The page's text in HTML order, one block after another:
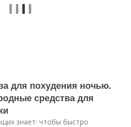
для похудения ночью.
средства для
знает: чтобы быстро